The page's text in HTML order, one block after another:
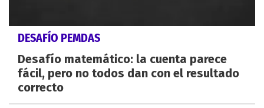
DESAFÍO PEMDAS
Desafío matemático: la cuenta parece
fácil, pero no todos dan con el resultado
correcto